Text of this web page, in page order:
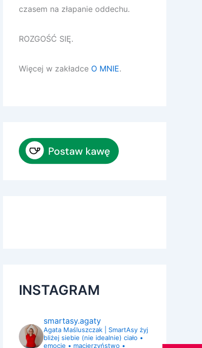
czasem na złapanie oddechu.
ROZGOŚĆ SIĘ.
Więcej w zakładce O MNIE.
INSTAGRAM
smartasy.agaty
Agata Maśluszczak | SmartAsy żyj
bliżej siebie (nie idealnie) ciało •
emocje • macierzyństwo •